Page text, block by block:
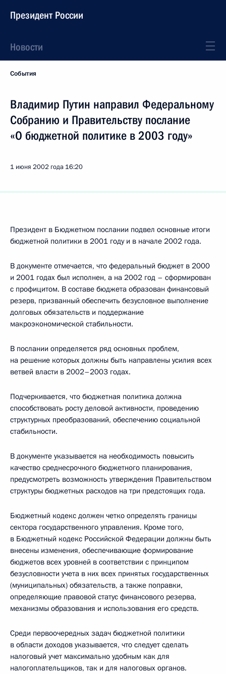
Президент России
Новости
События
Владимир Путин направил Федеральному
Собранию и Правительству послание
«О бюджетной политике в 2003 году»
1 июня 2002 года 16:20
Президент в Бюджетном послании подвел основные итоги
бюджетной политики в 2001 году и в начале 2002 года.
В документе отмечается, что федеральный бюджет в 2000
и 2001 годах был исполнен, а на 2002 год – сформирован
с профицитом. В составе бюджета образован финансовый
резерв, призванный обеспечить безусловное выполнение
долговых обязательств и поддержание
макроэкономической стабильности.
В послании определяется ряд основных проблем,
на решение которых должны быть направлены усилия всех
ветвей власти в 2002–2003 годах.
Подчеркивается, что бюджетная политика должна
способствовать росту деловой активности, проведению
структурных преобразований, обеспечению социальной
стабильности.
В документе указывается на необходимость повысить
качество среднесрочного бюджетного планирования,
предусмотреть возможность утверждения Правительством
структуры бюджетных расходов на три предстоящих года.
Бюджетный кодекс должен четко определять границы
сектора государственного управления. Кроме того,
в Бюджетный кодекс Российской Федерации должны быть
внесены изменения, обеспечивающие формирование
бюджетов всех уровней в соответствии с принципом
безусловности учета в них всех принятых государственных
(муниципальных) обязательств, а также поправки,
определяющие правовой статус финансового резерва,
механизмы образования и использования его средств.
Среди первоочередных задач бюджетной политики
в области доходов указывается, что следует сделать
налоговый учет максимально удобным как для
налогоплательщиков, так и для налоговых органов.